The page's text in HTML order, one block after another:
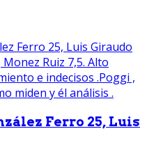
Ferro 25, Luis